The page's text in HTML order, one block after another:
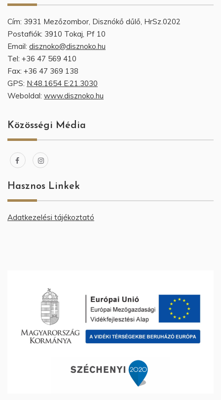
Cím: 3931 Mezőzombor, Disznókő dűlő, HrSz.0202
Postafiók: 3910 Tokaj, Pf 10
Email: disznoko@disznoko.hu
Tel: +36 47 569 410
Fax: +36 47 369 138
GPS: N:48.1654 E:21.3030
Weboldal: www.disznoko.hu
Közösségi Média
Hasznos Linkek
Adatkezelési tájékoztató